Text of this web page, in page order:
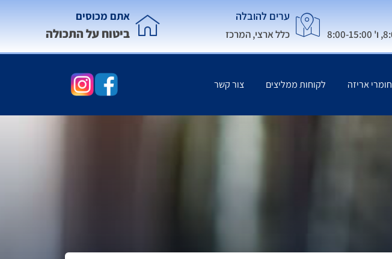
ערים להובלה
כלל ארצי, המרכז
אתם מכוסים
ביטוח על התכולה
חומרי אריזה לקוחות ממליצים צור קשר